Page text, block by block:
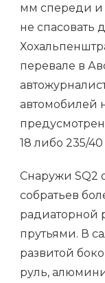
мм спереди и
не спасовать
перевале в
автомобилей
18 либо 235/40
Снаружи SQ2
собратьев
радиаторной
прутьями. В
развитой
руль,